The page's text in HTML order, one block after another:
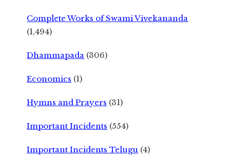
Complete Works of Swami Vivekananda
(1,494)
Dhammapada (306)
Economics (1)
Hymns and Prayers (31)
Important Incidents (554)
Important Incidents Telugu (4)